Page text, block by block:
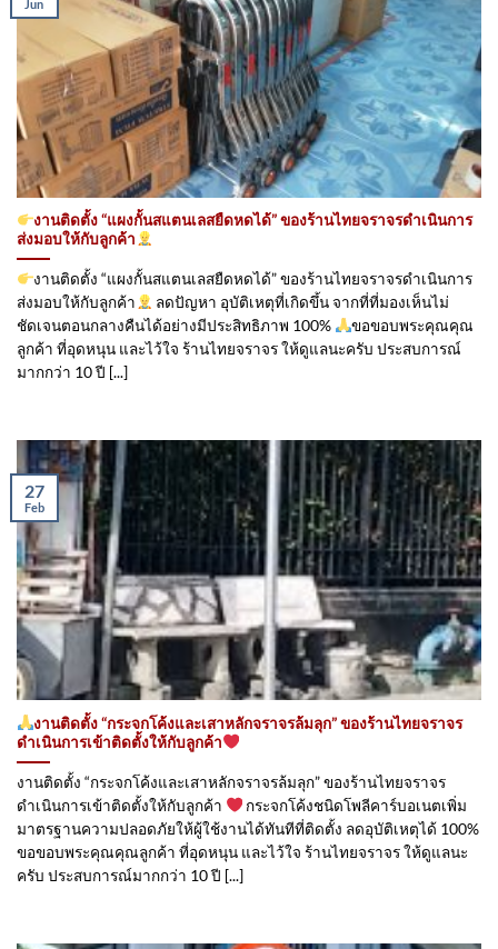
งานติดตั้ง “แผงกั้นสแตนเลสยืดหดได้” ของร้านไทยจราจรดำเนินการ
ส่งมอบให้กับลูกค้า
งานติดตั้ง “แผงกั้นสแตนเลสยืดหดได้” ของร้านไทยจราจรดำเนินการ
ส่งมอบให้กับลูกค้า
ลดปัญหา อุบัติเหตุที่เกิดขึ้น จากที่ที่มองเห็นไม่
ชัดเจนตอนกลางคืนได้อย่างมีประสิทธิภาพ 100%
ขอขอบพระคุณคุณ
ลูกค้า ที่อุดหนุน และไว้ใจ ร้านไทยจราจร ให้ดูแลนะครับ ประสบการณ์
มากกว่า 10 ปี [...]
Jun
งานติดตั้ง “กระจกโค้งและเสาหลักจราจรล้มลุก” ของร้านไทยจราจร
ดำเนินการเข้าติดตั้ง​ให้กับลูกค้า
งานติดตั้ง “กระจกโค้งและเสาหลักจราจรล้มลุก” ของร้านไทยจราจร
ดำเนินการเข้าติดตั้ง​ให้กับลูกค้า
กระจกโค้งชนิดโพลีคาร์บอเนตเพิ่ม
มาตรฐานความปลอดภัยให้ผู้ใช้งานได้ทันทีที่ติดตั้ง ลดอุบัติเหตุได้ 100%
ขอขอบพระคุณคุณลูกค้า ที่อุดหนุน และไว้ใจ ร้านไทยจราจร ให้ดูแลนะ
ครับ ประสบการณ์มากกว่า 10 ปี [...]
27
Feb